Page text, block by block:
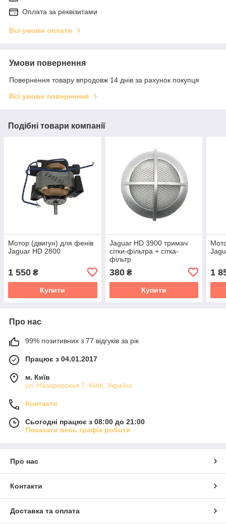
Оплата за реквізитами
Всі умови оплати
Умови повернення
Повернення товару впродовж 14 днів за рахунок покупця
Всі умови повернення
Подібні товари компанії
Мотор (двигун) для фенів
Jaguar HD 2800
1 550 ₴
Купити
Jaguar HD 3900 тримач
сітки-фільтра + сітка-
фільтр
380₴
Купити
1
Про нас
99% позитивних з 77 відгуків за рік
Працює з 04.01.2017
м. Київ
ул. Назаровская 7, Київ, Україна
Контакти
Сьогодні працює з 08:00 до 21:00
Показати весь графік роботи
Про нас
Контакти
Доставка та оплата